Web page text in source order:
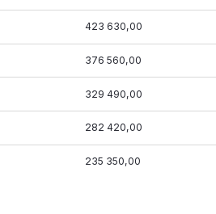
423 630,00
376 560,00
329 490,00
282 420,00
235 350,00